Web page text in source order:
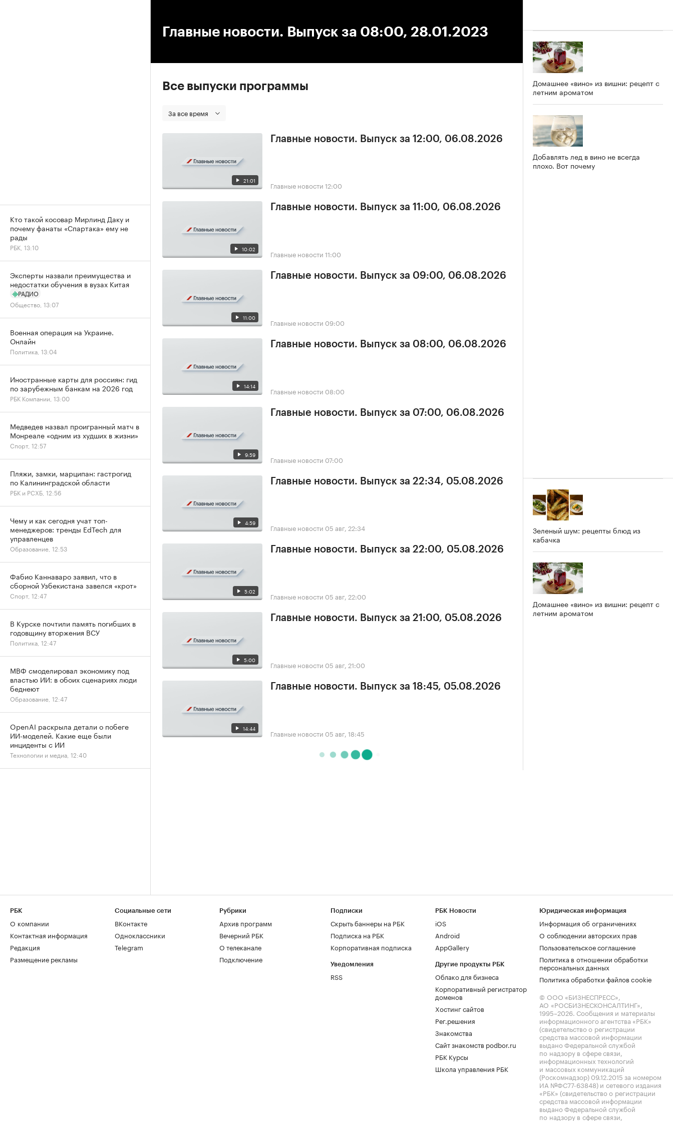
Главные новости. Выпуск за 08:00, 28.01.2023
Все выпуски программы
За все время
21:01
Главные новости. Выпуск за 12:00, 06.08.2026
Главные новости 12:00
10:02
Главные новости. Выпуск за 11:00, 06.08.2026
Главные новости 11:00
11:00
Главные новости. Выпуск за 09:00, 06.08.2026
Главные новости 09:00
14:14
Главные новости. Выпуск за 08:00, 06.08.2026
Главные новости 08:00
9:59
Главные новости. Выпуск за 07:00, 06.08.2026
Главные новости 07:00
4:59
Главные новости. Выпуск за 22:34, 05.08.2026
Главные новости 05 авг, 22:34
5:02
Главные новости. Выпуск за 22:00, 05.08.2026
Главные новости 05 авг, 22:00
5:00
Главные новости. Выпуск за 21:00, 05.08.2026
Главные новости 05 авг, 21:00
14:44
Главные новости. Выпуск за 18:45, 05.08.2026
Главные новости 05 авг, 18:45
Домашнее «вино» из вишни: рецепт с
летним ароматом
Добавлять лед в вино не всегда
плохо. Вот почему
Зеленый шум: рецепты блюд из
кабачка
Домашнее «вино» из вишни: рецепт с
летним ароматом
Кто такой косовар Мирлинд Даку и
почему фанаты «Спартака» ему не
рады
РБК, 13:10
Эксперты назвали преимущества и
недостатки обучения в вузах Китая
РАДИО
Общество, 13:07
Военная операция на Украине.
Онлайн
Политика, 13:04
Иностранные карты для россиян: гид
по зарубежным банкам на 2026 год
РБК Компании, 13:00
Медведев назвал проигранный матч в
Монреале «одним из худших в жизни»
Спорт, 12:57
Пляжи, замки, марципан: гастрогид
по Калининградской области
РБК и РСХБ, 12:56
Чему и как сегодня учат топ-
менеджеров: тренды EdTech для
управленцев
Образование, 12:53
Фабио Каннаваро заявил, что в
сборной Узбекистана завелся «крот»
Спорт, 12:47
В Курске почтили память погибших в
годовщину вторжения ВСУ
Политика, 12:47
МВФ смоделировал экономику под
властью ИИ: в обоих сценариях люди
беднеют
Образование, 12:47
OpenAI раскрыла детали о побеге
ИИ-моделей. Какие еще были
инциденты с ИИ
Технологии и медиа, 12:40
РБК
О компании
Контактная информация
Редакция
Размещение рекламы
Социальные сети
ВКонтакте
Одноклассники
Telegram
Рубрики
Архив программ
Вечерний РБК
О телеканале
Подключение
Подписки
Скрыть баннеры на РБК
Подписка на РБК
Корпоративная подписка
Уведомления
RSS
РБК Новости
iOS
Android
AppGallery
Другие продукты РБК
Облако для бизнеса
Корпоративный регистратор
доменов
Хостинг сайтов
Рег.решения
Знакомства
Сайт знакомств podbor.ru
РБК Курсы
Школа управления РБК
Юридическая информация
Информация об ограничениях
О соблюдении авторских прав
Пользовательское соглашение
Политика в отношении обработки
персональных данных
Политика обработки файлов cookie
© ООО «БИЗНЕСПРЕСС»,
АО «РОСБИЗНЕСКОНСАЛТИНГ»,
1995–2026. Сообщения и материалы
информационного агентства «РБК»
(свидетельство о регистрации
средства массовой информации
выдано Федеральной службой
по надзору в сфере связи,
информационных технологий
и массовых коммуникаций
(Роскомнадзор) 09.12.2015 за номером
ИА №ФС77-63848) и сетевого издания
«РБК» (свидетельство о регистрации
средства массовой информации
выдано Федеральной службой
по надзору в сфере связи,